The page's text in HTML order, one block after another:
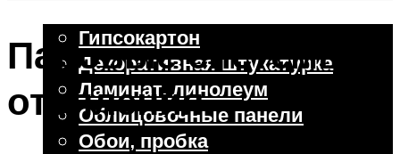
Гипсокартон
Декоративная штукатурка
Ламинат, линолеум
Облицовочные панели
Обои, пробка
Паровые системы
отопления